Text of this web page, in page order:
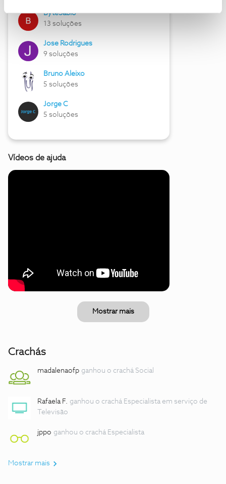
ByteSábio
13 soluções
Jose Rodrigues
9 soluções
Bruno Aleixo
5 soluções
Jorge C
5 soluções
Vídeos de ajuda
Mostrar mais
Crachás
madalenaofp ganhou o crachá Social
Rafaela F. ganhou o crachá Especialista em serviço de
Televisão
jppo ganhou o crachá Especialista
Mostrar mais